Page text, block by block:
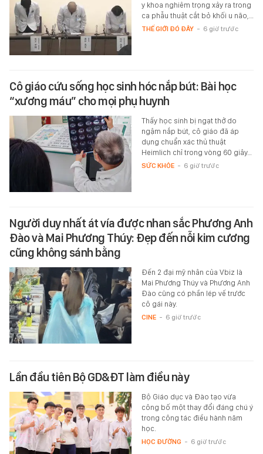
y khoa nghiêm trọng xảy ra trong
ca phẫu thuật cắt bỏ khối u não,…
THẾ GIỚI ĐÓ ĐÂY - 6 giờ trước
Cô giáo cứu sống học sinh hóc nắp bút: Bài học
“xương máu” cho mọi phụ huynh
Thấy học sinh bị ngạt thở do
ngậm nắp bút, cô giáo đã áp
dụng chuẩn xác thủ thuật
Heimlich chỉ trong vòng 60 giây…
SỨC KHỎE - 6 giờ trước
Người duy nhất át vía được nhan sắc Phương Anh
Đào và Mai Phương Thúy: Đẹp đến nỗi kim cương
cũng không sánh bằng
Đến 2 đại mỹ nhân của Vbiz là
Mai Phương Thúy và Phương Anh
Đào cũng có phần lép vế trước
cô gái này.
CINE - 6 giờ trước
Lần đầu tiên Bộ GD&ĐT làm điều này
Bộ Giáo dục và Đào tạo vừa
công bố một thay đổi đáng chú ý
trong công tác điều hành năm
học.
HỌC ĐƯỜNG - 6 giờ trước